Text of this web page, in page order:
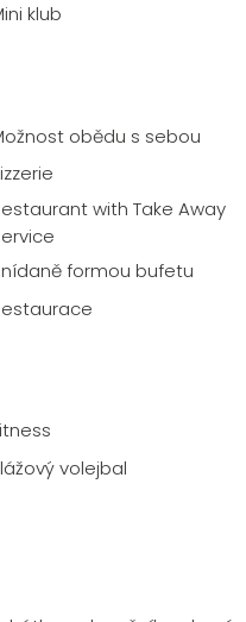
klub
obědu s sebou
with Take Away
formou bufetu
volejbal